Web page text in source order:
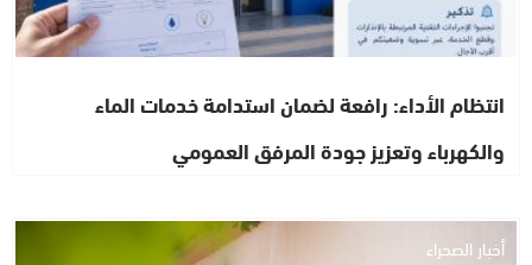
انتظام الأداء: رافعة لضمان استدامة خدمات الماء
والكهرباء وتعزيز جودة المرفق العمومي
أخبار الصحراء